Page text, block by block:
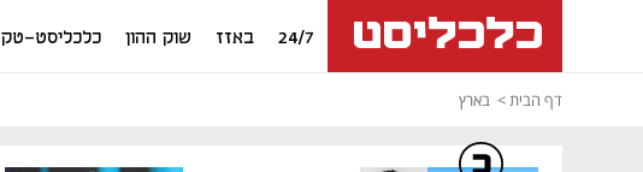
24/7 באזז שוק ההון כלכליסט-טק
דף הבית בארץ